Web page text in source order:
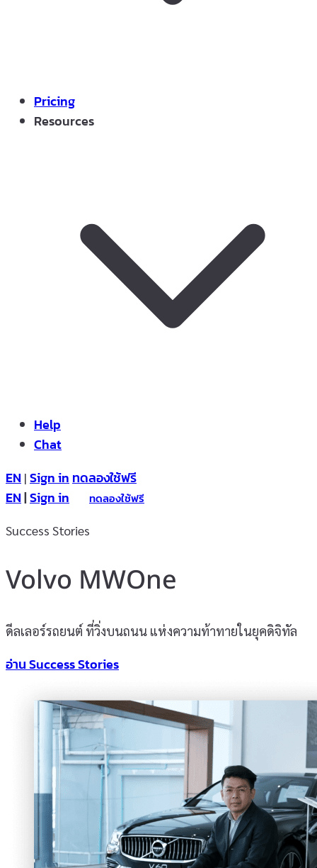
Pricing
Resources
Help
Chat
EN | Sign in ทดลองใช้ฟรี
EN|Sign in
ทดลองใช้ฟรี
Success Stories
Volvo MWOne
ดีลเลอร์รถยนต์ ที่วิ่งบนถนน แห่งความท้าทายในยุคดิจิทัล
อ่าน Success Stories